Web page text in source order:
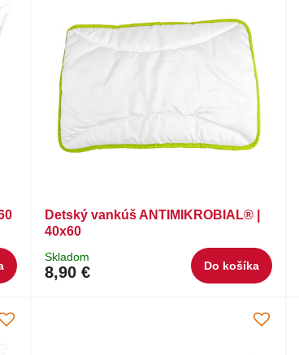
Detský vankúš ANTIMIKROBIAL® |
40x60
Skladom
8,90 € Do košíka